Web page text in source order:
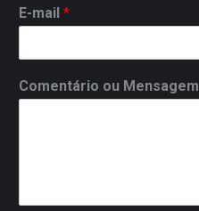
E-mail *
Comentário ou Mensagem